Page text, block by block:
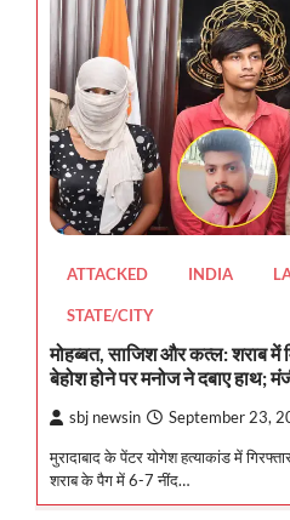
ATTACKED INDIA
STATE/CITY
मोहब्बत, साजिश और कत्ल: शराब में
बेहोश होने पर मनोज ने दबाए हाथ;
sbj newsin September 23,
मुरादाबाद के पेंटर योगेश हत्याकांड में
शराब के पैग में 6-7 नींद…